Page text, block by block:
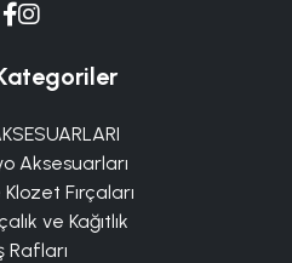
Aksesuarları
Fırçaları
ve Kağıtlık
Rafları